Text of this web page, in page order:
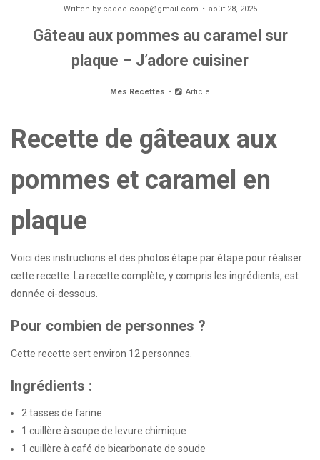
Written by cadee.coop@gmail.com août 28, 2025
Gâteau aux pommes au caramel sur
plaque – J’adore cuisiner
Mes Recettes Article
Recette de gâteaux aux
pommes et caramel en
plaque
Voici des instructions et des photos étape par étape pour réaliser
cette recette. La recette complète, y compris les ingrédients, est
donnée ci-dessous.
Pour combien de personnes ?
Cette recette sert environ 12 personnes.
Ingrédients :
2 tasses de farine
1 cuillère à soupe de levure chimique
1 cuillère à café de bicarbonate de soude